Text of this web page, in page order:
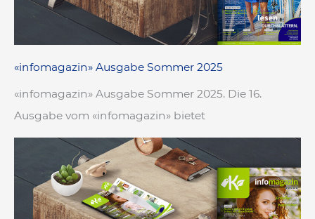
«infomagazin» Ausgabe Sommer 2025
«infomagazin» Ausgabe Sommer 2025. Die 16.
Ausgabe vom «infomagazin» bietet